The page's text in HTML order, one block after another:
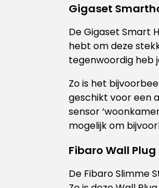
Gigaset
De Gigaset Smart
hebt om deze
tegenwoordig heb
Zo is het
geschikt voor een
sensor
mogelijk om
Fibaro Wall Plug
De Fibaro Slimme